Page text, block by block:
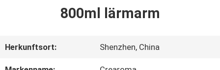
800ml lärmarm
Herkunftsort: Shenzhen, China